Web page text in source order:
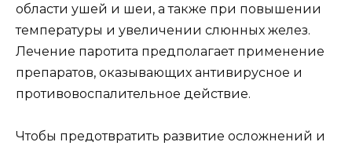
области ушей и шеи, а также при повышении
температуры и увеличении слюнных желез.
Лечение паротита предполагает применение
препаратов, оказывающих антивирусное и
противовоспалительное действие.
Чтобы предотвратить развитие осложнений и